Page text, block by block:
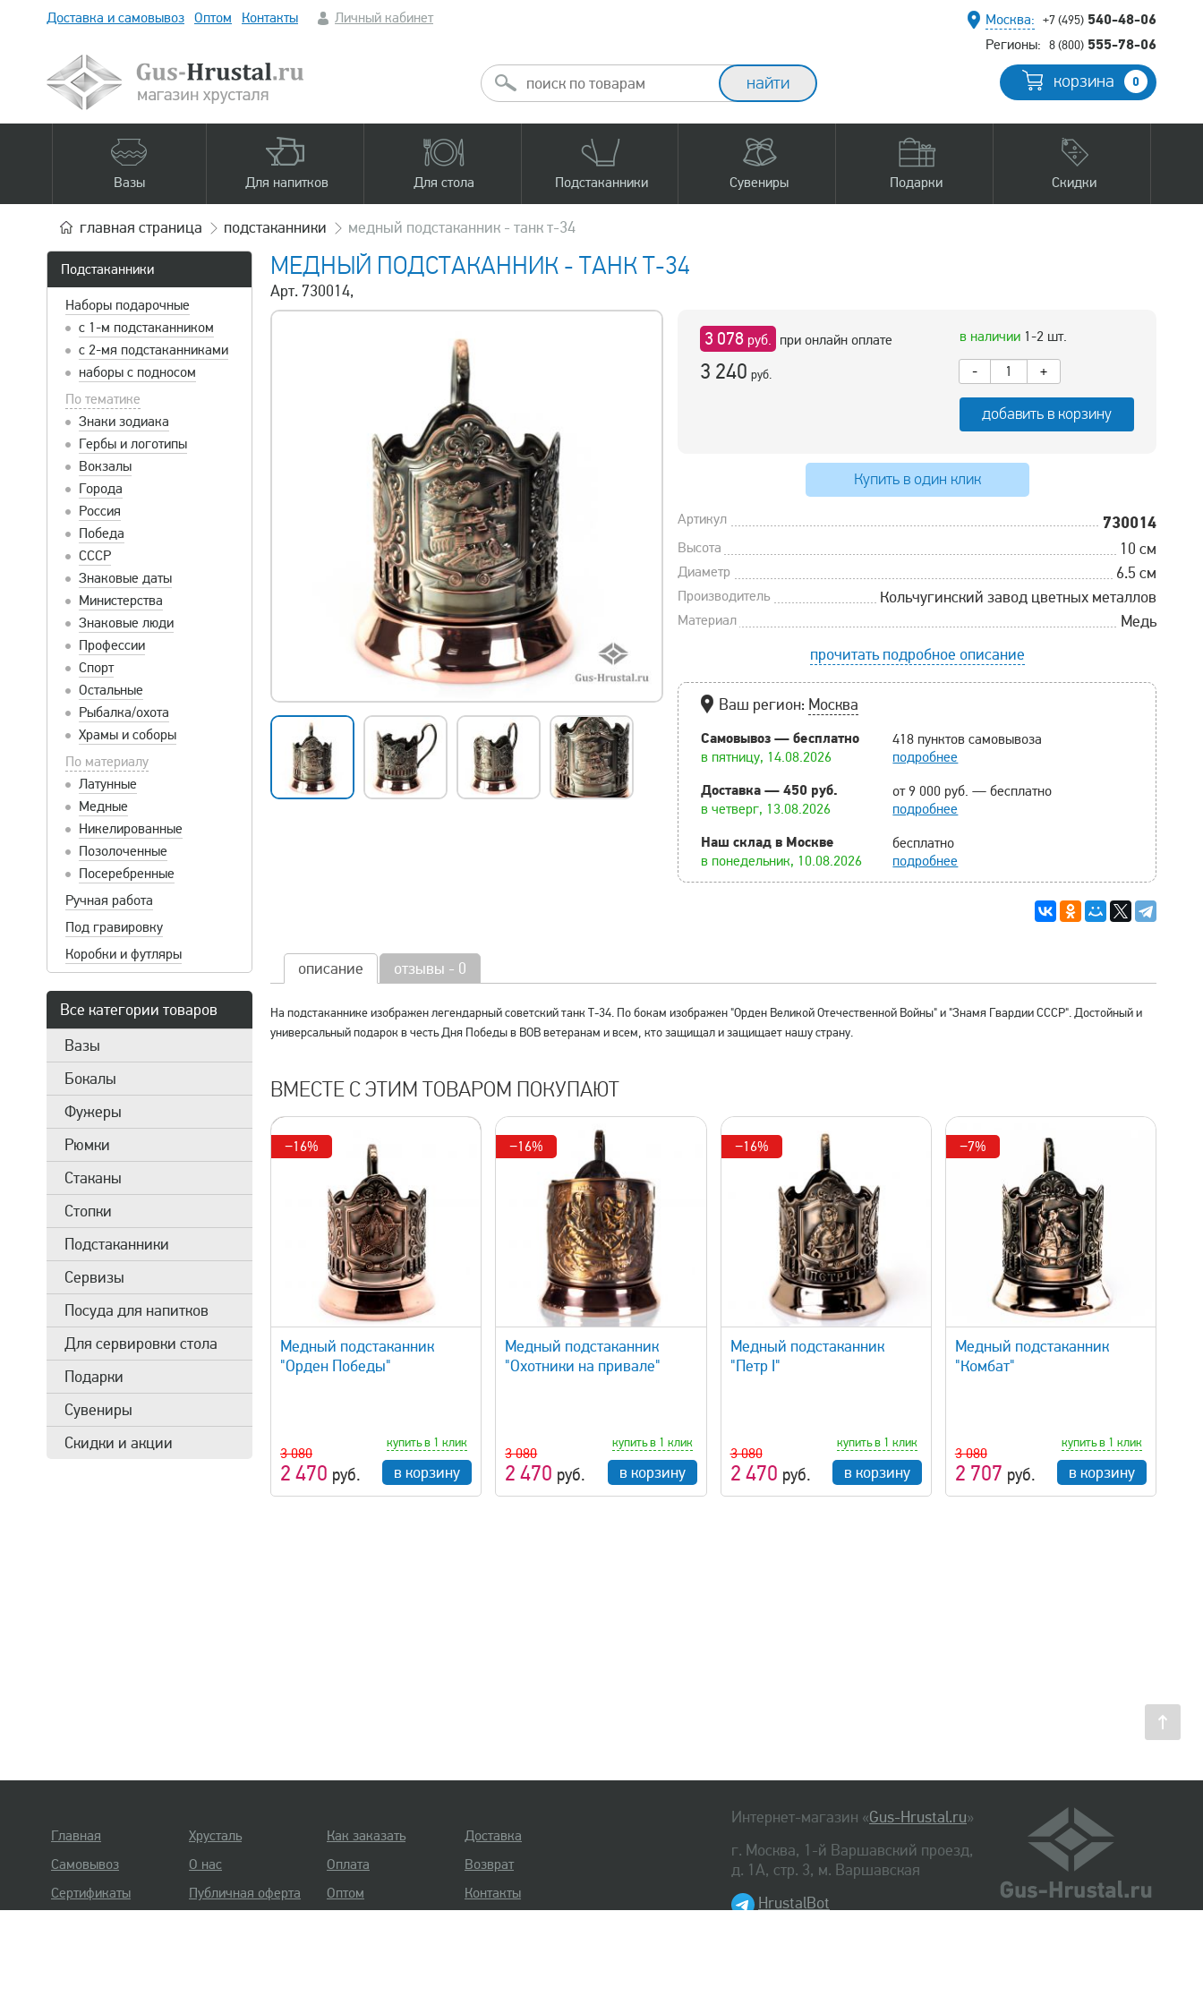
Доставка и самовывоз Оптом Контакты Личный кабинет Москва: +7 (495) 540-48-06
Регионы: 8 (800) 555-78-06
корзина 0
Вазы Для напитков Для стола Подстаканники Сувениры Подарки Скидки
главная страница подстаканники медный подстаканник - танк т-34
Подстаканники
Наборы подарочные
с 1-м подстаканником
с 2-мя подстаканниками
наборы с подносом
По тематике
Знаки зодиака
Гербы и логотипы
Вокзалы
Города
Россия
Победа
СССР
Знаковые даты
Министерства
Знаковые люди
Профессии
Спорт
Остальные
Рыбалка/охота
Храмы и соборы
По материалу
Латунные
Медные
Никелированные
Позолоченные
Посеребренные
Ручная работа
Под гравировку
Коробки и футляры
Все категории товаров
Вазы
Бокалы
Фужеры
Рюмки
Стаканы
Стопки
Подстаканники
Сервизы
Посуда для напитков
Для сервировки стола
Подарки
Сувениры
Скидки и акции
МЕДНЫЙ ПОДСТАКАННИК - ТАНК Т-34
Арт. 730014,
3 078 руб. при онлайн оплате
3 240 руб.
в наличии1-2 шт.
-
+
добавить в корзину
Купить в один клик
Артикул 730014
Высота 10 см
Диаметр 6.5 см
Производитель Кольчугинский завод цветных металлов
Материал
Медь
прочитать подробное описание
Ваш регион: Москва
Самовывоз — бесплатно
в пятницу, 14.08.2026
418 пунктов самовывоза
подробнее
Доставка — 450 руб.
в четверг, 13.08.2026
от 9 000 руб. — бесплатно
подробнее
Наш склад в Москве
в понедельник, 10.08.2026
бесплатно
подробнее
описание отзывы - 0
На подстаканнике изображен легендарный советский танк Т-34. По бокам изображен "Орден Великой Отечественной Войны" и "Знамя Гвардии СССР". Достойный и
универсальный подарок в честь Дня Победы в ВОВ ветеранам и всем, кто защищал и защищает нашу страну.
ВМЕСТЕ С ЭТИМ ТОВАРОМ ПОКУПАЮТ
−16%
быстрый просмотр
Медный подстаканник
"Орден Победы"
3 080
2 470 руб.
купить в 1 клик
в корзину
−16%
быстрый просмотр
Медный подстаканник
"Охотники на привале"
3 080
2 470 руб.
купить в 1 клик
в корзину
−16%
быстрый просмотр
Медный подстаканник
"Петр I"
3 080
2 470 руб.
купить в 1 клик
в корзину
−7%
быстрый просмотр
Медный подстаканник
"Комбат"
3 080
2 707 руб.
купить в 1 клик
в корзину
Интернет-магазин «Gus-Hrustal.ru»
г. Москва, 1-й Варшавский проезд,
д. 1А, стр. 3, м. Варшавская
HrustalBot
Главная Хрусталь Как заказать
Доставка
Самовывоз
О нас Оплата
Возврат
Сертификаты
Публичная оферта Оптом Контакты